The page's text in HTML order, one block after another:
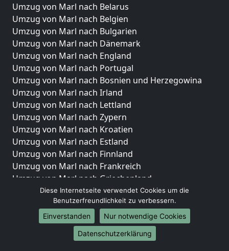
Umzug von Marl nach Belarus
Umzug von Marl nach Belgien
Umzug von Marl nach Bulgarien
Umzug von Marl nach Dänemark
Umzug von Marl nach England
Umzug von Marl nach Portugal
Umzug von Marl nach Bosnien und Herzegowina
Umzug von Marl nach Irland
Umzug von Marl nach Lettland
Umzug von Marl nach Zypern
Umzug von Marl nach Kroatien
Umzug von Marl nach Estland
Umzug von Marl nach Finnland
Umzug von Marl nach Frankreich
Umzug von Marl nach Griechenland
Umzug von Marl nach Italien
Umzug von Marl nach Liechtenstein
Umzug von Marl nach Luxemburg
Umzug von Marl nach Niederlande
Umzug von Marl nach Norwegen
Diese Internetseite verwendet Cookies um die
Benutzerfreundlichkeit zu verbessern.
Einverstanden
Nur notwendige Cookies
Datenschutzerklärung